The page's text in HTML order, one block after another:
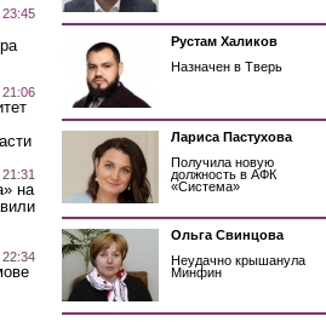
на
Рустам Халиков
Назначен в Тверь
Лариса Пастухова
Получила новую
должность в АФК
«Система»
Ольга Свинцова
Неудачно крышанула
Минфин